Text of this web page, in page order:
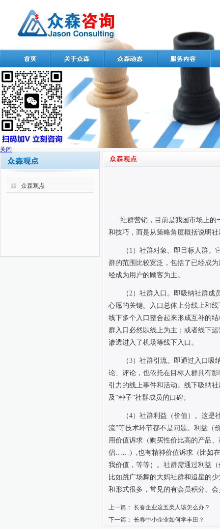
众森观点
社群营销，目前是我国市场上的
和技巧，而是从策略角度概括说明
（1 ）社群对象。即目标人群。
群的范围比较宽泛，包括了已经成
经成为用户的顾客为主。
（2）社群入口。即吸纳社群成
心愿的关键。入口总体上分线上和
线下多个入口整合起来形成互补的
群入口必然以线上为主；或者线下
渗透进入了机场等线下入口。
（3）社群引流。即通过入口吸
论、评论，也依托在目标人群具有
引力的线上事件和活动。线下吸纳
及“种子”社群成员的口碑。
（4）社群利益（价值）。这是
流”等技术环节都不是问题。利益（
用价值诉求（购买性价比高的产品
侣……）
也有精神价值诉求（比如
我价值，等等）。社群需通过利益
比如跳广场舞的大妈社群和追星的
和形式很多，常见的有会员积分、
上一篇： 长春企业这五类人该怎么办？
下一篇： 长春中小企业如何学丰田？
关闭